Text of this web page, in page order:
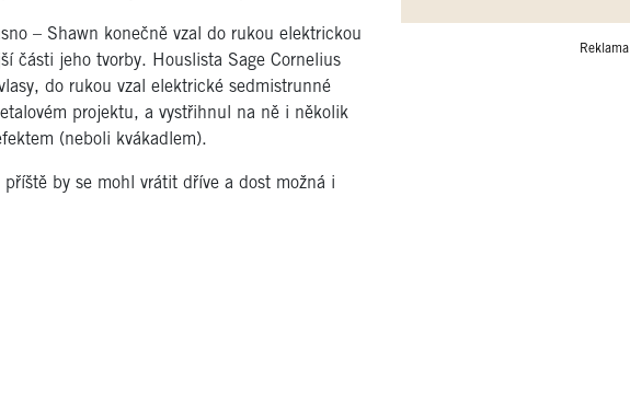
– Shawn konečně vzal do rukou elektrickou
části jeho tvorby. Houslista Sage Cornelius
do rukou vzal elektrické sedmistrunné
projektu, a vystřihnul na ně i několik
(neboli kvákadlem).
by se mohl vrátit dříve a dost možná i
Reklama